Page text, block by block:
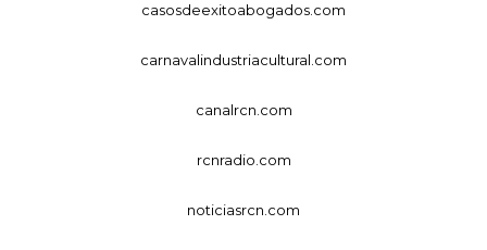
casosdeexitoabogados.com
carnavalindustriacultural.com
canalrcn.com
rcnradio.com
noticiasrcn.com